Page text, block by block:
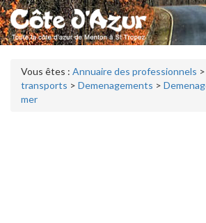
Vous êtes : Annuaire des professionnels >
transports > Demenagements >
mer